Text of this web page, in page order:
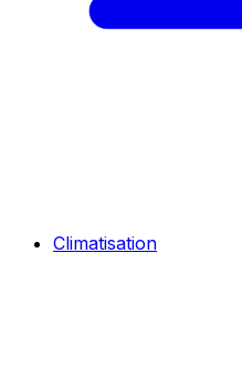
Climatisation